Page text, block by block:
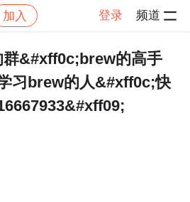
加入 登录 频道
坛 帖子详情
&#xff0c;brew的高手
习brew的人&#xff0c;快